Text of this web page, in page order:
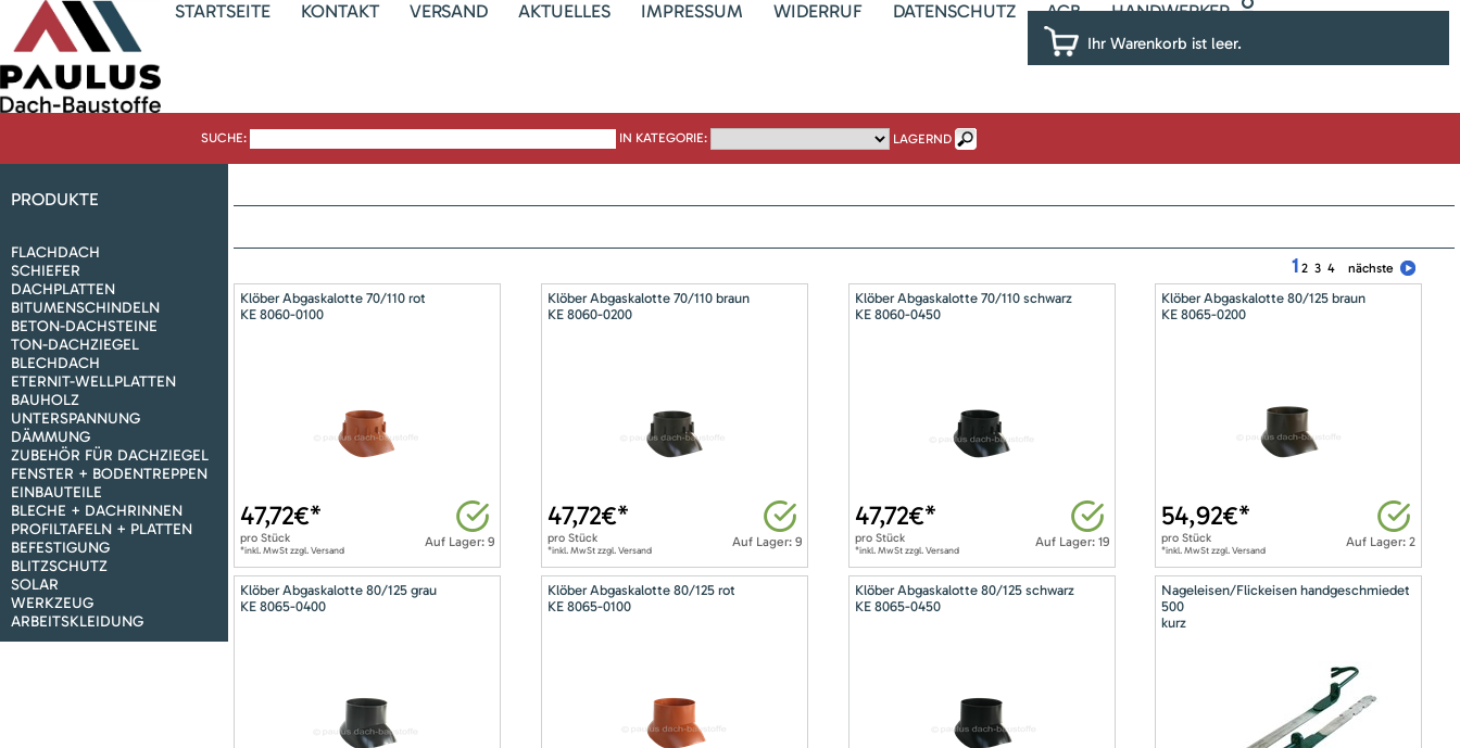
STARTSEITE KONTAKT VERSAND AKTUELLES IMPRESSUM WIDERRUF DATENSCHUTZ AGB HANDWERKER
Ihr Warenkorb ist leer.
SUCHE: IN KATEGORIE: LAGERND
PRODUKTE
FLACHDACH
SCHIEFER
DACHPLATTEN
BITUMENSCHINDELN
BETON-DACHSTEINE
TON-DACHZIEGEL
BLECHDACH
ETERNIT-WELLPLATTEN
BAUHOLZ
UNTERSPANNUNG
DÄMMUNG
ZUBEHÖR FÜR DACHZIEGEL
FENSTER + BODENTREPPEN
EINBAUTEILE
BLECHE + DACHRINNEN
PROFILTAFELN + PLATTEN
BEFESTIGUNG
BLITZSCHUTZ
SOLAR
WERKZEUG
ARBEITSKLEIDUNG
1 2 3 4 nächste
Klöber Abgaskalotte 70/110 rot
KE 8060-0100
Auf Lager: 9
47,72€*
pro Stück
*inkl. MwSt zzgl. Versand
Klöber Abgaskalotte 70/110 braun
KE 8060-0200
Auf Lager: 9
47,72€*
pro Stück
*inkl. MwSt zzgl. Versand
Klöber Abgaskalotte 70/110 schwarz
KE 8060-0450
Auf Lager: 19
47,72€*
pro Stück
*inkl. MwSt zzgl. Versand
Klöber Abgaskalotte 80/125 braun
KE 8065-0200
Auf Lager: 2
54,92€*
proStück
*inkl. MwSt zzgl. Versand
Klöber Abgaskalotte 80/125 grau
KE 8065-0400
Klöber Abgaskalotte 80/125 rot
KE 8065-0100
Klöber Abgaskalotte 80/125 schwarz
KE 8065-0450
Nageleisen/Flickeisen handgeschmiedet
500
kurz